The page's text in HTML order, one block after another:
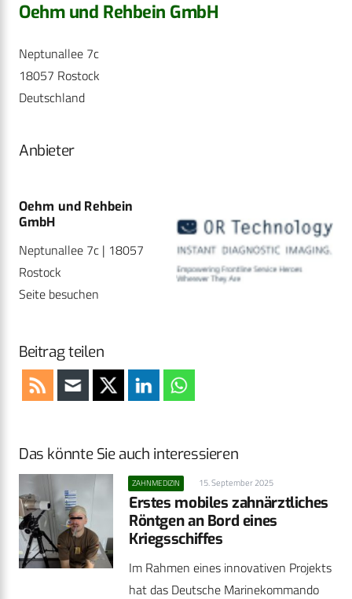
Oehm und Rehbein GmbH
Neptunallee 7c
18057 Rostock
Deutschland
Anbieter
Oehm und Rehbein
GmbH
Neptunallee 7c | 18057
Rostock
Seite besuchen
Beitrag teilen
Das könnte Sie auch interessieren
ZAHNMEDIZIN 15. September 2025
Erstes mobiles zahnärztliches
Röntgen an Bord eines
Kriegsschiffes
Im Rahmen eines innovativen Projekts
hat das Deutsche Marinekommando